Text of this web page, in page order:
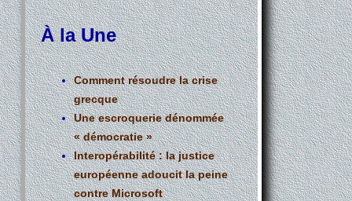
À la Une
Comment résoudre la crise
grecque
Une escroquerie dénommée
« démocratie »
Interopérabilité : la justice
européenne adoucit la peine
contre Microsoft